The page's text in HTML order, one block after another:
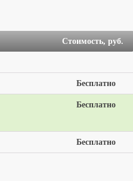
Стоимость, руб.
Бесплатно
Бесплатно
Бесплатно